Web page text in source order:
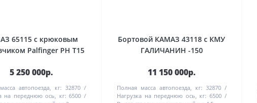
65115 с крюковым
Palfinger PH T15
5 250 000р.
автопоезда, кг: 32870
на переднюю ось, кг: 6500
Бортовой КАМАЗ 43118 с КМУ
ГАЛИЧАНИН -150
11 150 000р.
Полная масса автопоезда, кг: 32870
Нагрузка на переднюю ось, кг: 6500